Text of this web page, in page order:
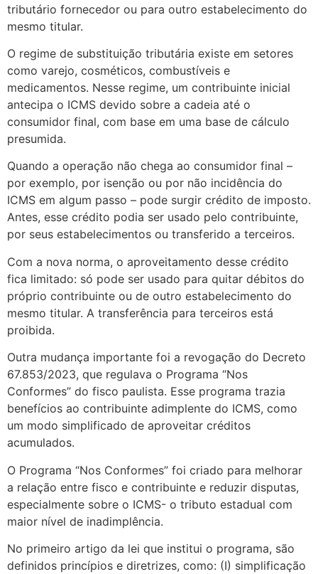
tributário fornecedor ou para outro estabelecimento do
mesmo titular.
O regime de substituição tributária existe em setores
como varejo, cosméticos, combustíveis e
medicamentos. Nesse regime, um contribuinte inicial
antecipa o ICMS devido sobre a cadeia até o
consumidor final, com base em uma base de cálculo
presumida.
Quando a operação não chega ao consumidor final –
por exemplo, por isenção ou por não incidência do
ICMS em algum passo – pode surgir crédito de imposto.
Antes, esse crédito podia ser usado pelo contribuinte,
por seus estabelecimentos ou transferido a terceiros.
Com a nova norma, o aproveitamento desse crédito
fica limitado: só pode ser usado para quitar débitos do
próprio contribuinte ou de outro estabelecimento do
mesmo titular. A transferência para terceiros está
proibida.
Outra mudança importante foi a revogação do Decreto
67.853/2023, que regulava o Programa “Nos
Conformes” do fisco paulista. Esse programa trazia
benefícios ao contribuinte adimplente do ICMS, como
um modo simplificado de aproveitar créditos
acumulados.
O Programa “Nos Conformes” foi criado para melhorar
a relação entre fisco e contribuinte e reduzir disputas,
especialmente sobre o ICMS- o tributo estadual com
maior nível de inadimplência.
No primeiro artigo da lei que institui o programa, são
definidos princípios e diretrizes, como: (I) simplificação